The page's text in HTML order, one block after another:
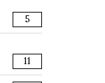
5
11